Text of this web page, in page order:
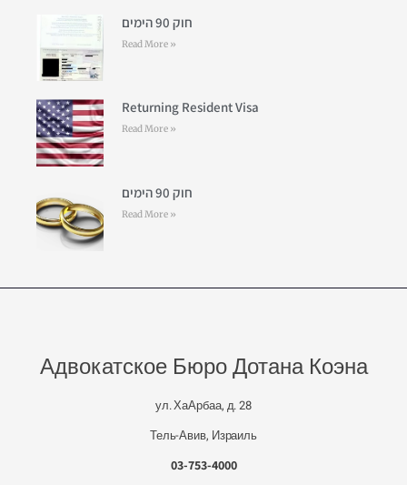
חוק 90 הימים
Read More »
Returning Resident Visa
Read More »
חוק 90 הימים
Read More »
Адвокатское Бюро Дотана Коэна
ул. ХаАрбаа, д. 28
Тель-Авив, Израиль
03-753-4000